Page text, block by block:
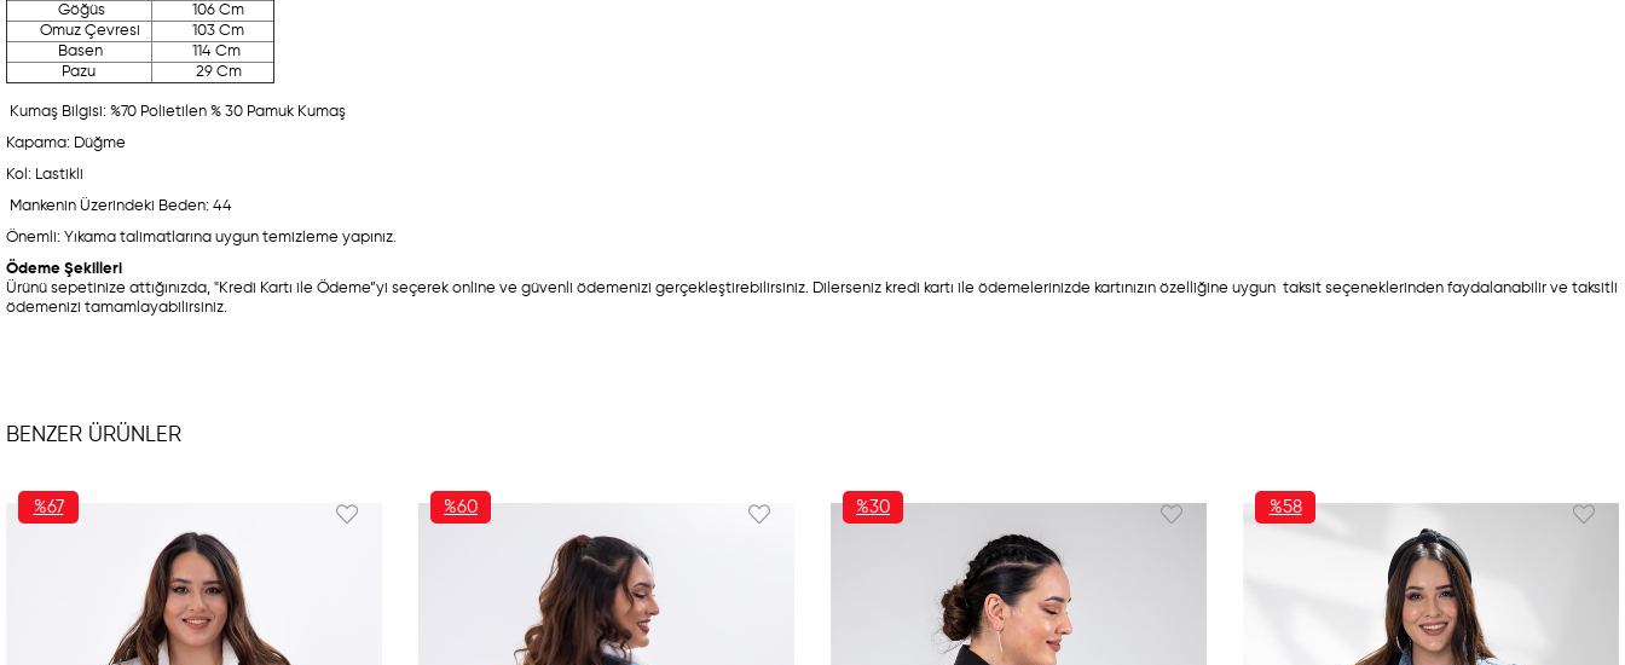
Göğüs
106 Cm
Omuz Çevresi
103 Cm
Basen
114 Cm
Pazu
29 Cm
Kumaş Bilgisi: %70 Polietilen % 30 Pamuk Kumaş
Kapama: Düğme
Kol: Lastikli
Mankenin Üzerindeki Beden: 44
Önemli: Yıkama talimatlarına uygun temizleme yapınız.
Ödeme Şekilleri
Ürünü sepetinize attığınızda, "Kredi Kartı ile Ödeme”yi seçerek online ve güvenli ödemenizi gerçekleştirebilirsiniz. Dilerseniz kredi kartı ile ödemelerinizde kartınızın özelliğine uygun taksit seçeneklerinden faydalanabilir ve taksitli
ödemenizi tamamlayabilirsiniz.
BENZER ÜRÜNLER
%67
%60
%30
%58